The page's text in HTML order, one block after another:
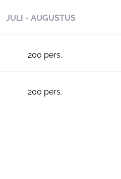
JULI - AUGUSTUS
200 pers.
200 pers.